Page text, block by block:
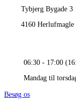
Tybjerg Bygade 3
4160 Herlufmagle
06:30 - 17:00
Mandag til
Besøg os